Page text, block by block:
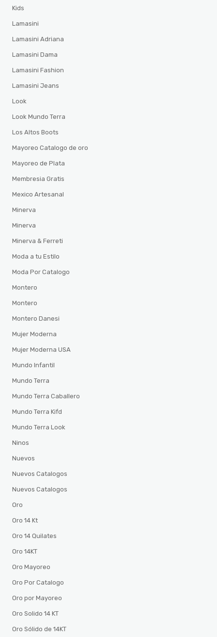
Kids
Lamasini
Lamasini Adriana
Lamasini Dama
Lamasini Fashion
Lamasini Jeans
Look
Look Mundo Terra
Los Altos Boots
Mayoreo Catalogo de oro
Mayoreo de Plata
Membresia Gratis
Mexico Artesanal
Minerva
Minerva
Minerva & Ferreti
Moda a tu Estilo
Moda Por Catalogo
Montero
Montero
Montero Danesi
Mujer Moderna
Mujer Moderna USA
Mundo Infantil
Mundo Terra
Mundo Terra Caballero
Mundo Terra Kifd
Mundo Terra Look
Ninos
Nuevos
Nuevos Catalogos
Nuevos Catalogos
Oro
Oro 14 Kt
Oro 14 Quilates
Oro 14KT
Oro Mayoreo
Oro Por Catalogo
Oro por Mayoreo
Oro Solido 14 KT
Oro Sólido de 14KT